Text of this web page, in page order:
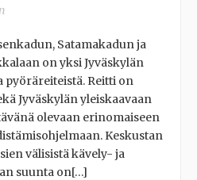
Satamakadun ja
on yksi Jyväskylän
Reitti on
Jyväskylän yleiskaavaan
olevaan erinomaiseen
Keskustan
välisistä kävely- ja
suunta on[…]